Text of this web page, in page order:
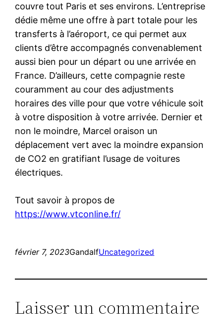
couvre tout Paris et ses environs. L’entreprise
dédie même une offre à part totale pour les
transferts à l’aéroport, ce qui permet aux
clients d’être accompagnés convenablement
aussi bien pour un départ ou une arrivée en
France. D’ailleurs, cette compagnie reste
couramment au cour des adjustments
horaires des ville pour que votre véhicule soit
à votre disposition à votre arrivée. Dernier et
non le moindre, Marcel oraison un
déplacement vert avec la moindre expansion
de CO2 en gratifiant l’usage de voitures
électriques.
Tout savoir à propos de
https://www.vtconline.fr/
février 7, 2023GandalfUncategorized
Laisser un commentaire